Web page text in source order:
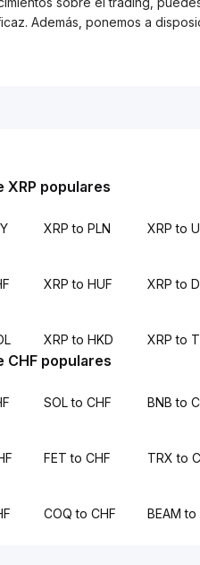
Además, ponemos a
XRP populares
XRP to PLN XRP to
XRP to HUF XRP to
XRP to HKD XRP to
CHF populares
SOL to CHF BNB to
FET to CHF TRX to
COQ to CHF BEAM to